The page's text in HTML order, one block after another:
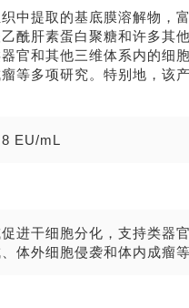
中提取的基底膜溶解物，
酰肝素蛋白聚糖和许多其
官和其他三维体系内的细
等多项研究。特别地，该
EU/mL
进干细胞分化，支持类器
体外细胞侵袭和体内成瘤等